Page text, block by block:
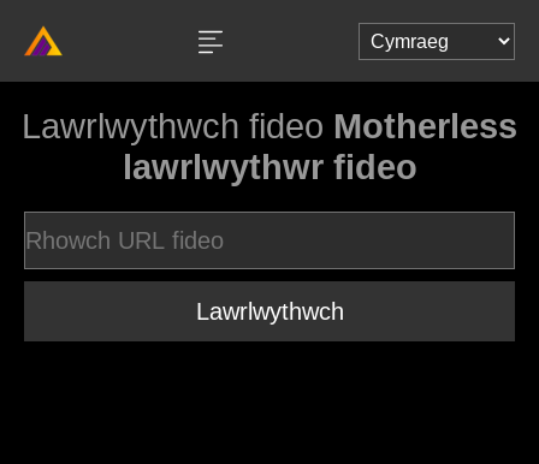
Lawrlwythwch fideo Motherless
lawrlwythwr fideo
Lawrlwythwch